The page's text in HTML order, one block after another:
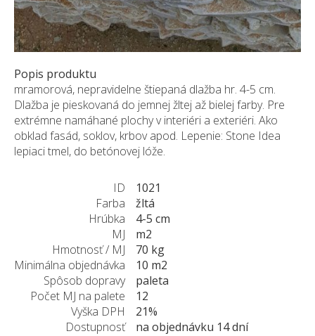
Popis produktu
mramorová, nepravidelne štiepaná dlažba hr. 4-5 cm.
Dlažba je pieskovaná do jemnej žltej až bielej farby. Pre
extrémne namáhané plochy v interiéri a exteriéri. Ako
obklad fasád, soklov, krbov apod. Lepenie: Stone Idea
lepiaci tmel, do betónovej lóže.
ID
1021
Farba
žltá
Hrúbka
4-5 cm
MJ
m2
Hmotnosť / MJ
70 kg
Minimálna objednávka
10 m2
Spôsob dopravy
paleta
Počet MJ na palete
12
Vyška DPH
21%
Dostupnosť
na objednávku 14 dní